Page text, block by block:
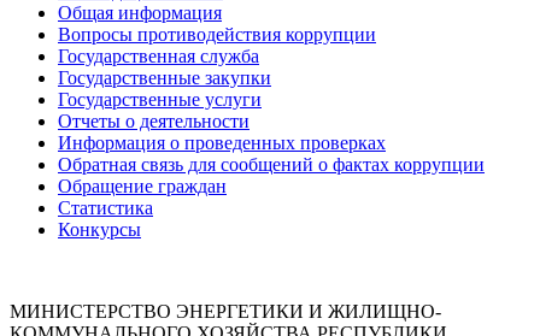
Общая информация
Вопросы противодействия коррупции
Государственная служба
Государственные закупки
Государственные услуги
Отчеты о деятельности
Информация о проведенных проверках
Обратная связь для сообщений о фактах коррупции
Обращение граждан
Статистика
Конкурсы
МИНИСТЕРСТВО ЭНЕРГЕТИКИ И ЖИЛИЩНО-